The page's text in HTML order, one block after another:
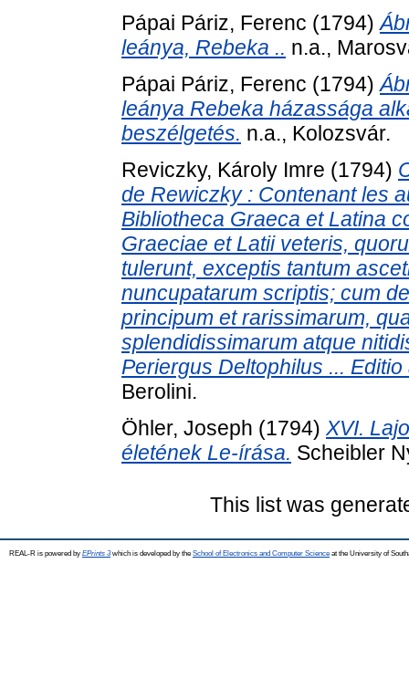
Pápai Páriz, Ferenc (1794)
leánya, Rebeka .. n.a.,
Pápai Páriz, Ferenc (1794)
leánya Rebeka házassága
beszélgetés. n.a., Kolozsvár.
Reviczky, Károly Imre (1794)
de Rewiczky : Contenant les
Bibliotheca Graeca et Latina
Graeciae et Latii veteris,
tulerunt, exceptis tantum
nuncupatarum scriptis; cum
principum et rarissimarum,
splendidissimarum atque
Periergus Deltophilus ... Editio
Berolini.
Öhler, Joseph (1794) XVI.
életének Le-írása. Scheibler
This list was
REAL-R is powered by EPrints 3which is developed by the School of Electronics and Computer Science at the University of